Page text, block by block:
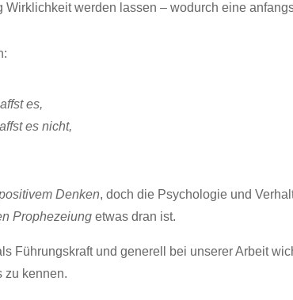
werden lassen – wodurch eine
es,
es nicht,
Denken, doch die Psychologie und
Prophezeiung etwas dran ist.
Führungskraft und generell bei unserer Arbeit
zu kennen.